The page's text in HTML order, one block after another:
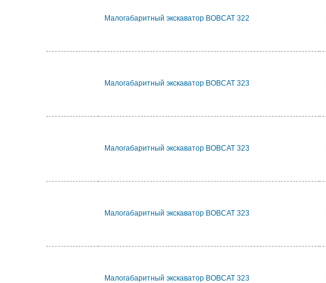
Малогабаритный экскаватор BOBCAT 322
Малогабаритный экскаватор BOBCAT 323
Малогабаритный экскаватор BOBCAT 323
Малогабаритный экскаватор BOBCAT 323
Малогабаритный экскаватор BOBCAT 323